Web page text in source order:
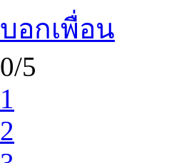
บอกเพื่อน
0/5
1
2